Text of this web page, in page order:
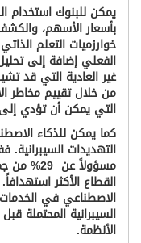
يمكن للبنوك استخدام
بأسعار الأسهم،
خوارزميات التعلم
الفعلي إضافة إلى
غير العادية التي قد
من خلال تقييم مخاطر
التي يمكن أن تؤدي إلى
كما يمكن للذكاء
مسؤولاً عن 29% من
القطاع الأكثر
الاصطناعي في الخدمات
السيبرانية المحتملة
الأنظمة.